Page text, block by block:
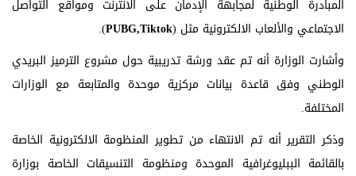
المبادرة الوطنية لمجابهة الإدمان على الانترنت ومواقع التواصل
الاجتماعي والألعاب الالكترونية مثل (PUBG,Tiktok
).
وأشارت الوزارة أنه تم عقد ورشة تدريبية حول مشروع الترميز البريدي
الوطني وفق قاعدة بيانات مركزية موحدة والمتابعة مع الوزارات
المختلفة.
وذكر التقرير أنه تم الانتهاء من تطوير المنظومة الالكترونية الخاصة
بالقائمة الببليوغرافية الموحدة ومنظومة التنسيقات الخاصة بوزارة